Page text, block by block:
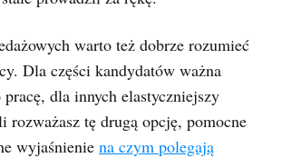
warto też dobrze rozumieć
Dla części kandydatów ważna
dla innych elastyczniejszy
rozważasz tę drugą opcję, pomocne
wyjaśnienie na czym polegają